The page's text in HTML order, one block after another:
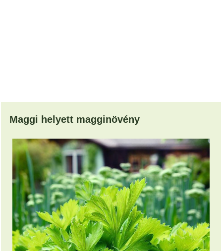
Maggi helyett magginövény